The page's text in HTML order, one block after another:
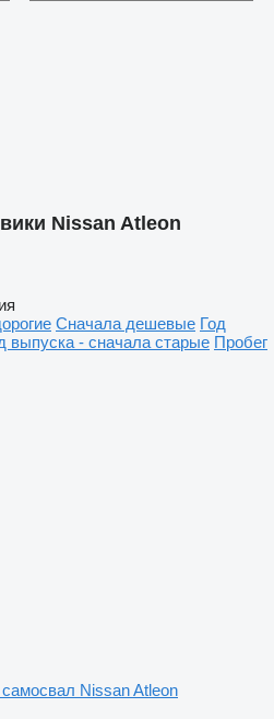
Nissan Atleon
Сначала дешевые Год
выпуска - сначала старые Пробег
самосвал Nissan Atleon